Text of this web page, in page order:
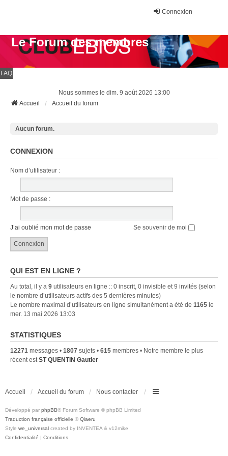
Connexion
Le Forum des membres
FAQ
Nous sommes le dim. 9 août 2026 13:00
Accueil
Accueil du forum
Aucun forum.
CONNEXION
Nom d’utilisateur :
Mot de passe :
J’ai oublié mon mot de passe Se souvenir de moi
QUI EST EN LIGNE ?
Au total, il y a 9 utilisateurs en ligne :: 0 inscrit, 0 invisible et 9 invités (selon
le nombre d’utilisateurs actifs des 5 dernières minutes)
Le nombre maximal d’utilisateurs en ligne simultanément a été de 1165 le
mer. 13 mai 2026 13:03
STATISTIQUES
12271 messages • 1807 sujets • 615 membres • Notre membre le plus
récent est ST QUENTIN Gautier
Accueil Accueil du forum Nous contacter
Développé par phpBB® Forum Software © phpBB Limited
Traduction française officielle © Qiaeru
Style we_universal created by INVENTEA & v12mike
Confidentialité | Conditions